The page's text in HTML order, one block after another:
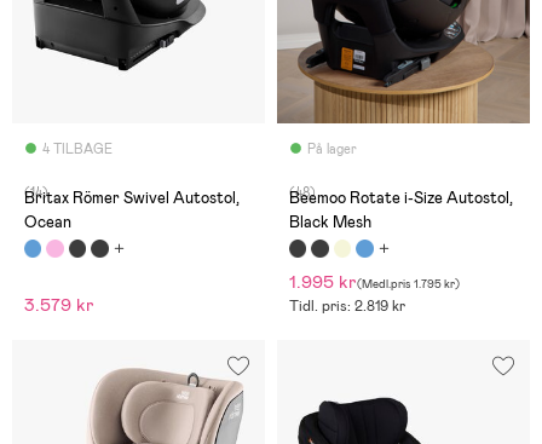
4 TILBAGE
(14)
Britax Römer Swivel Autostol,
Ocean
3.579 kr
På lager
(48)
Beemoo Rotate i-Size Autostol,
Black Mesh
1.995 kr(Medl.pris 1.795 kr)
Tidl. pris: 2.819 kr